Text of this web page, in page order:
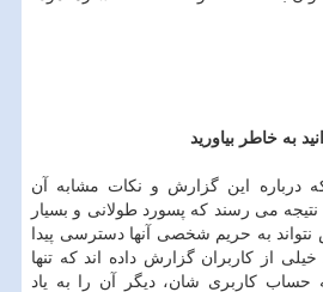
درباره این گزارش و نكات مشابه آن
نتیجه می رسند كه پسورد طولانی و بسیار
به حریم شخصی آنها دسترسی پیدا
از كاربران گزارش داده اند كه تنها
حساب كاربری شان، دیگر آن را به یاد